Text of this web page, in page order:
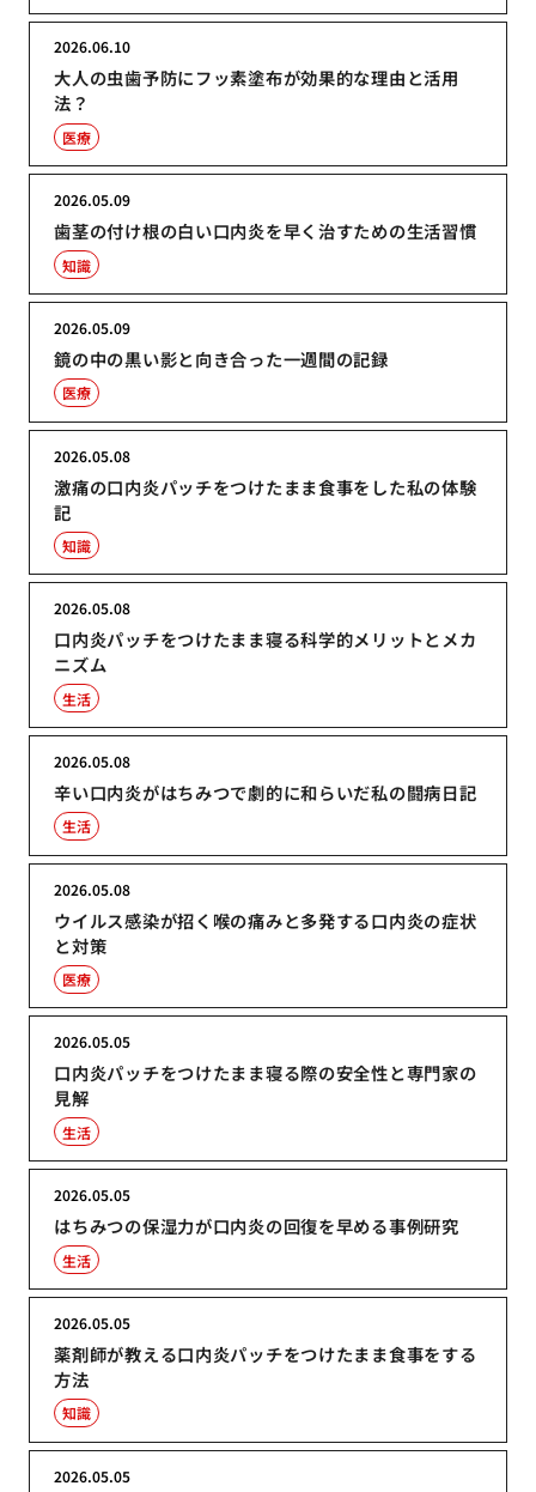
大人の虫歯予防にフッ素塗布が効果的な理由と活用
法？
2026.06.10
医療
歯茎の付け根の白い口内炎を早く治すための生活習慣
2026.05.09
知識
鏡の中の黒い影と向き合った一週間の記録
2026.05.09
医療
激痛の口内炎パッチをつけたまま食事をした私の体験
記
2026.05.08
知識
口内炎パッチをつけたまま寝る科学的メリットとメカ
ニズム
2026.05.08
生活
辛い口内炎がはちみつで劇的に和らいだ私の闘病日記
2026.05.08
生活
ウイルス感染が招く喉の痛みと多発する口内炎の症状
と対策
2026.05.08
医療
口内炎パッチをつけたまま寝る際の安全性と専門家の
見解
2026.05.05
生活
はちみつの保湿力が口内炎の回復を早める事例研究
2026.05.05
生活
薬剤師が教える口内炎パッチをつけたまま食事をする
方法
2026.05.05
知識
2026.05.05